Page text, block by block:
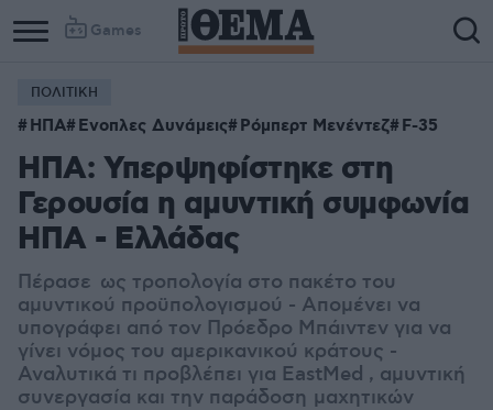
Games
ΠΟΛΙΤΙΚΗ
ΗΠΑ Ενοπλες Δυνάμεις Ρόμπερτ Μενέντεζ F-35
ΗΠΑ: Υπερψηφίστηκε στη
Γερουσία η αμυντική συμφωνία
ΗΠΑ - Ελλάδας
Πέρασε ως τροπολογία στο πακέτο του
αμυντικού προϋπολογισμού - Απομένει να
υπογράφει από τον Πρόεδρο Μπάιντεν για να
γίνει νόμος του αμερικανικού κράτους -
Αναλυτικά τι προβλέπει για EastMed , αμυντική
συνεργασία και την παράδοση μαχητικών